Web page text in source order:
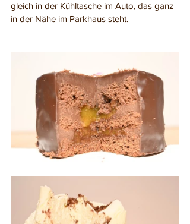
gleich in der Kühltasche im Auto, das ganz
in der Nähe im Parkhaus steht.